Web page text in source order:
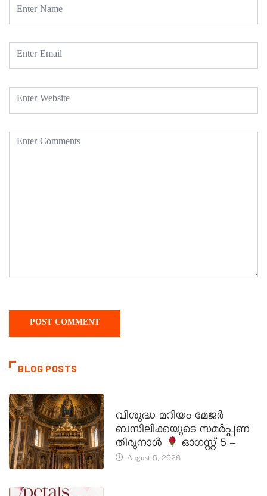
BLOG POSTS
വിശുദ്ധ മറിയം മേജർ
ബസിലിക്കയുടെ സമർപ്പണ
തിരുനാൾ
ഓഗസ്റ്റ് 5 –
August 5, 2026